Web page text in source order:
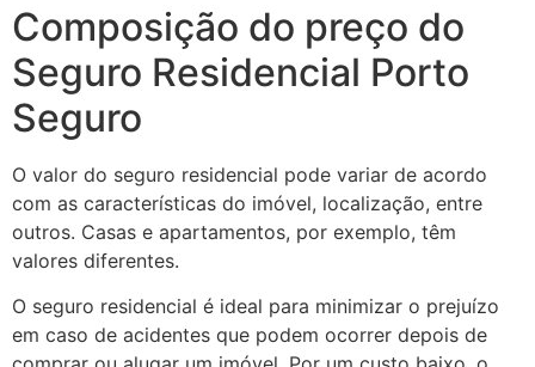
Composição do preço do
Seguro Residencial Porto
Seguro
O valor do seguro residencial pode variar de acordo
com as características do imóvel, localização, entre
outros. Casas e apartamentos, por exemplo, têm
valores diferentes.
O seguro residencial é ideal para minimizar o prejuízo
em caso de acidentes que podem ocorrer depois de